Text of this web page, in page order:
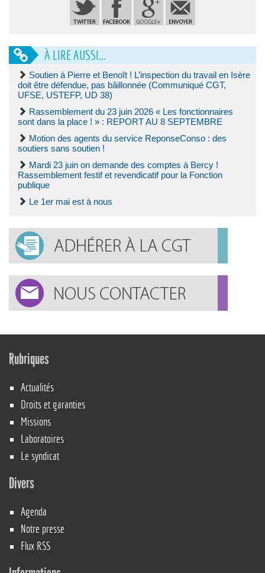
À LIRE AUSSI...
Soutien à Pierre et Benoît ! L’inspection du travail en Isère
doit être défendue, pas bâillonnée (Communiqué CGT,
UFSE, USTEFP, UD 38)
Rassemblement du 23 juin 2026 « Les fonctionnaires
sont dans la place ! » : REPORT AU 8 SEPTEMBRE
Motion des agents du service ReponseConso : des
soutiers sans soutien !
Mardi 23 juin on demande des comptes à Bercy !
Rassemblement festif et revendicatif pour la Fonction
publique
Le 1er mai est à nous
Rubriques
Actualités
Droits et garanties
Missions
Laboratoires
Le syndicat
Divers
Agenda
Notre presse
Flux RSS